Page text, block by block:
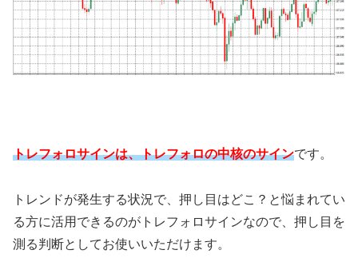
トレフォロサインは、トレフォロの中核のサインです。
トレンドが発生する状況で、押し目はどこ？と悩まれてい
る方に活用できるのがトレフォロサインなので、押し目を
測る判断としてお使いいただけます。